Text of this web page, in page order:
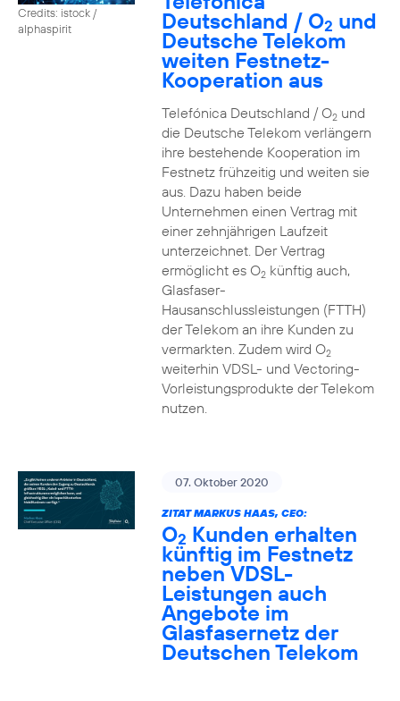
Credits: istock /
alphaspirit
Deutschland / O2 und
Deutsche Telekom
weiten Festnetz-
Kooperation aus
Telefónica Deutschland / O2und
die Deutsche Telekom verlängern
ihre bestehende Kooperation im
Festnetz frühzeitig und weiten sie
aus. Dazu haben beide
Unternehmen einen Vertrag mit
einer zehnjährigen Laufzeit
unterzeichnet. Der Vertrag
ermöglicht es O2künftig auch,
Glasfaser-
Hausanschlussleistungen (FTTH)
der Telekom an ihre Kunden zu
vermarkten. Zudem wird O2
weiterhin VDSL- und Vectoring-
Vorleistungsprodukte der Telekom
nutzen.
07. Oktober 2020
ZITAT MARKUS HAAS, CEO:
O2 Kunden erhalten
künftig im Festnetz
neben VDSL-
Leistungen auch
Angebote im
Glasfasernetz der
Deutschen Telekom